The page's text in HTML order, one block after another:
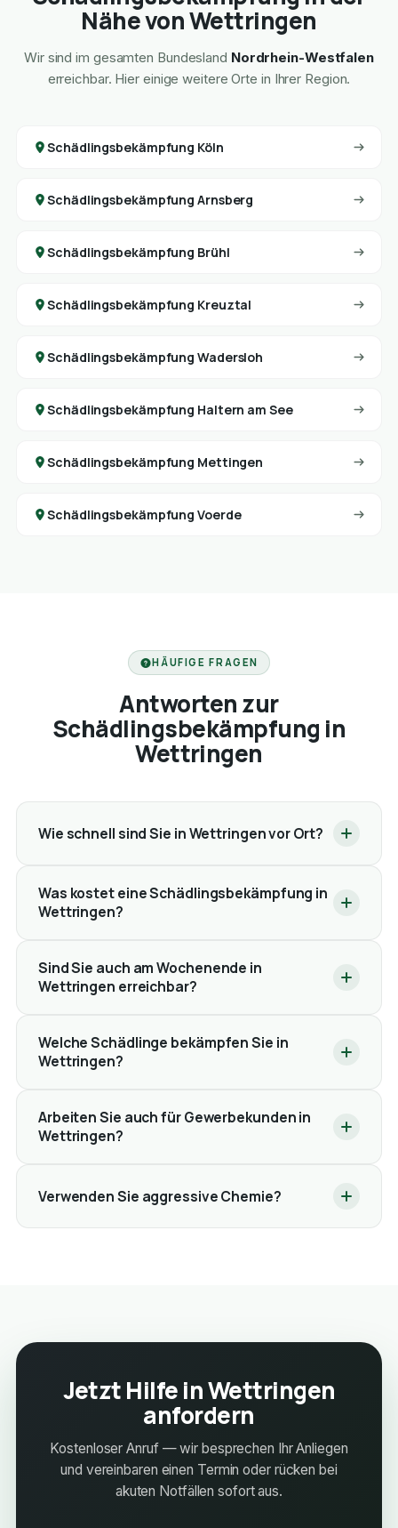
Nähe von Wettringen
Wir sind im gesamten Bundesland Nordrhein-Westfalen
erreichbar. Hier einige weitere Orte in Ihrer Region.
Schädlingsbekämpfung Köln
Schädlingsbekämpfung Arnsberg
Schädlingsbekämpfung Brühl
Schädlingsbekämpfung Kreuztal
Schädlingsbekämpfung Wadersloh
Schädlingsbekämpfung Haltern am See
Schädlingsbekämpfung Mettingen
Schädlingsbekämpfung Voerde
HÄUFIGE FRAGEN
Antworten zur
Schädlingsbekämpfung in
Wettringen
Wie schnell sind Sie in Wettringen vor Ort?
Was kostet eine Schädlingsbekämpfung in
Wettringen?
Sind Sie auch am Wochenende in
Wettringen erreichbar?
Welche Schädlinge bekämpfen Sie in
Wettringen?
Arbeiten Sie auch für Gewerbekunden in
Wettringen?
Verwenden Sie aggressive Chemie?
Jetzt Hilfe in Wettringen
anfordern
Kostenloser Anruf — wir besprechen Ihr Anliegen
und vereinbaren einen Termin oder rücken bei
akuten Notfällen sofort aus.